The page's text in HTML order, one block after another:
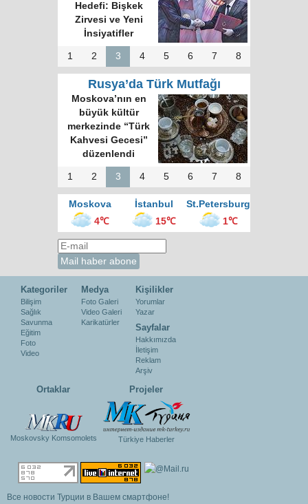
Hedefi: Bişkek
Zirvesi ve Yeni
İnsiyatifler
1 2 3 4 5 6 7 8
Rusya’da Türk Mutfağı
Moskova’nın en
büyük kültür
merkezinde “Türk
Kahvesi Gecesi”
düzenlendi
1 2 3 4 5 6 7 8
Moskova İstanbul
St.Petersburg
4℃
15℃ 1℃
Kategoriler
Bilişim
Sağlık
Savunma
Eğitim
Foto
Video
Medya
Foto Galeri
Video Galeri
Karikatürler
Kişilikler
Yorumlar
Yazar
Sayfalar
Hakkımızda
İletişim
Reklam
Arşiv
Ortaklar
Moskovsky Komsomolets
Projeler
Türkiye Haberler
Все новости Турции в Вашем смартфоне!